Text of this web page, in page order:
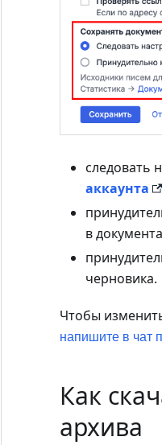
следовать
аккаунта
в
черновика.
Чтобы
напишите в чат
Как
архива